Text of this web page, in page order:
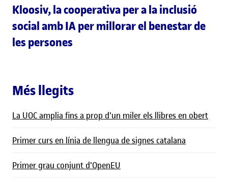
Kloosiv, la cooperativa per a la inclusió
social amb IA per millorar el benestar de
les persones
Més llegits
La UOC amplia fins a prop d'un miler els llibres en obert
Primer curs en línia de llengua de signes catalana
Primer grau conjunt d'OpenEU